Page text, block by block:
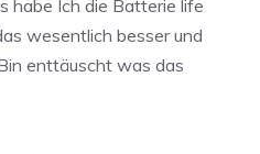
habe Ich die Batterie life
wesentlich besser und
enttäuscht was das